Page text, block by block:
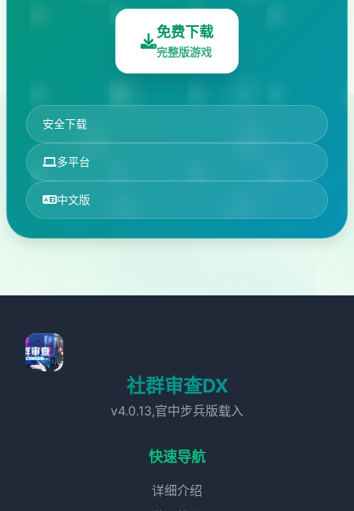
免费下载
完整版游戏
安全下载
多平台
中文版
社群审查DX
v4.0.13,官中步兵版载入
快速导航
详细介绍